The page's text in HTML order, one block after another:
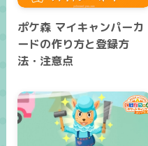
ポケ森 マイキャンパーカ
ードの作り方と登録方
法・注意点